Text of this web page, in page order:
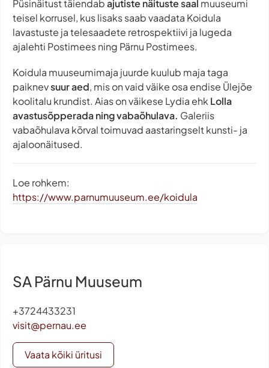
Püsinäitust täiendabajutiste näituste saal muuseumi
teisel korrusel, kus lisaks saab vaadata Koidula
lavastuste ja telesaadete retrospektiivi ja lugeda
ajalehti Postimees ning Pärnu Postimees.
Koidula muuseumimaja juurde kuulub maja taga
paiknevsuur aed, mis on vaid väike osa endise Ülejõe
koolitalu krundist. Aias on väikese Lydia ehkLolla
avastusõpperada ning vabaõhulava. Galeriis
vabaõhulava kõrval toimuvad aastaringselt kunsti- ja
ajaloonäitused.
Loe rohkem:
https://www.parnumuuseum.ee/koidula
SA Pärnu Muuseum
+3724433231
visit@pernau.ee
Vaata kõiki üritusi